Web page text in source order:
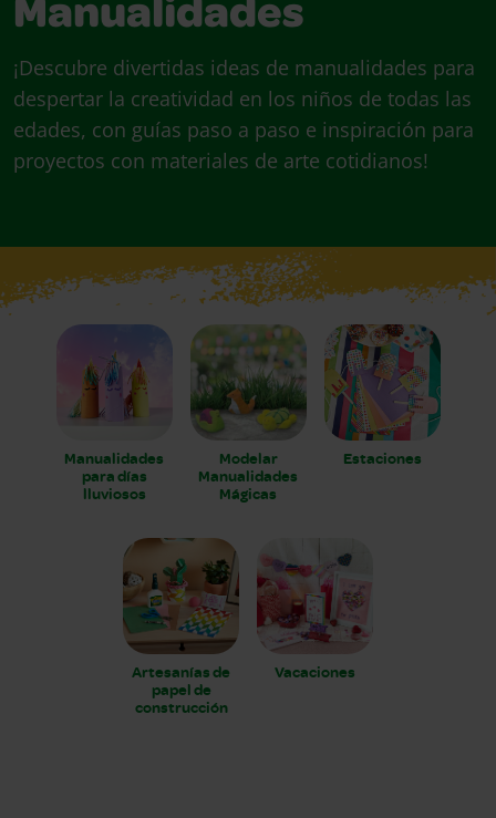
Manualidades
¡Descubre divertidas ideas de manualidades para
despertar la creatividad en los niños de todas las
edades, con guías paso a paso e inspiración para
proyectos con materiales de arte cotidianos!
Manualidades
para días
lluviosos
Modelar
Manualidades
Mágicas
Estaciones
Artesanías de
papel de
construcción
Vacaciones